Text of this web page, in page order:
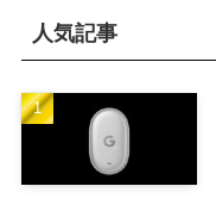
人気記事